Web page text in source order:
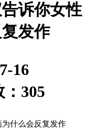
诉你女性
发作
16
305
什么会反复发作